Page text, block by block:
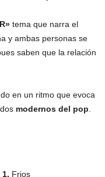
tema que narra el
y ambas personas se
saben que la relación
en un ritmo que evoca
modernos del pop.
1. Frios